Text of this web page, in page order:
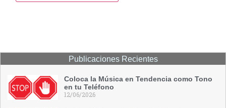
Publicaciones Recientes
Coloca la Música en Tendencia como Tono
en tu Teléfono
12/06/2026